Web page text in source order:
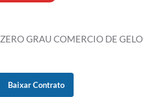
ZERO GRAU COMERCIO DE GELO
Baixar Contrato